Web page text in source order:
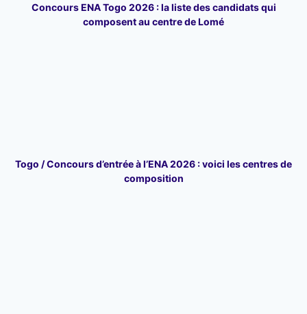
Concours ENA Togo 2026 : la liste des candidats qui
composent au centre de Lomé
Togo / Concours d’entrée à l’ENA 2026 : voici les centres de
composition